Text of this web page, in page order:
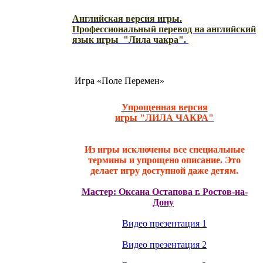
Английская версия игры.
Профессиональный перевод на английский
язык игры "Лила чакра".
Игра «Поле Перемен»
Упрощенная версия
игры "ЛИЛА ЧАКРА"
Из игры исключены все специальные
термины и упрощено описание. Это
делает игру доступной даже детям.
Мастер: Оксана Остапова г. Ростов-на-
Дону
Видео презентация 1
Видео презентация 2